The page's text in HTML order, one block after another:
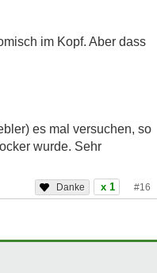
im Kopf. Aber dass
es mal versuchen, so
wurde. Sehr
x 1 #16